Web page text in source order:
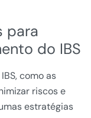
para
do IBS
como as
riscos e
estratégias